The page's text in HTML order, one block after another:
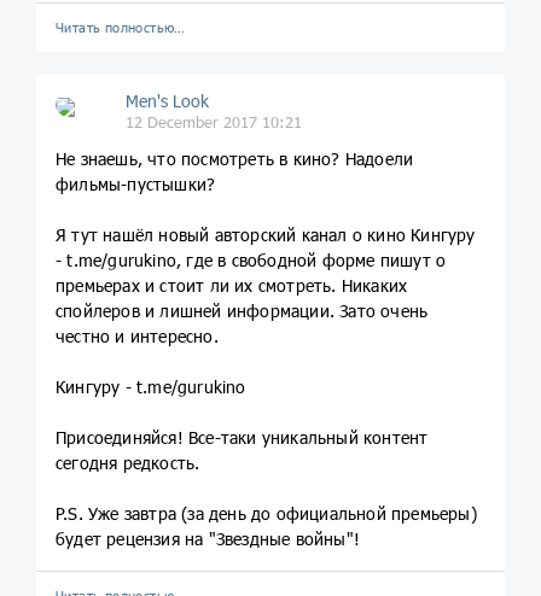
Читать полностью…
Men's Look
12 December 2017 10:21
Не знаешь, что посмотреть в кино? Надоели
фильмы-пустышки?
Я тут нашёл новый авторский канал о кино Кингуру
- t.me/gurukino, где в свободной форме пишут о
премьерах и стоит ли их смотреть. Никаких
спойлеров и лишней информации. Зато очень
честно и интересно.
Кингуру - t.me/gurukino
Присоединяйся! Все-таки уникальный контент
сегодня редкость.
P.S. Уже завтра (за день до официальной премьеры)
будет рецензия на "Звездные войны"!